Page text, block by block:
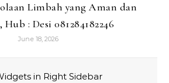
Limbah yang Aman dan
: Desi 081284182246
June 18, 2026
in Right Sidebar